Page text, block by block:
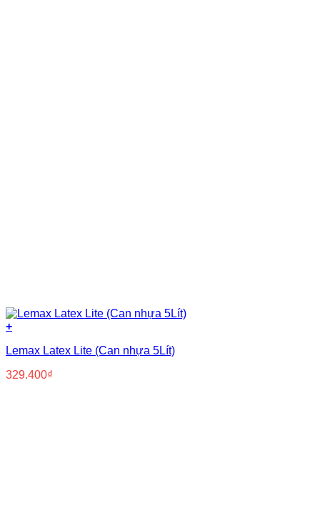
+
Lemax Latex Lite (Can nhựa 5Lít)
329.400₫